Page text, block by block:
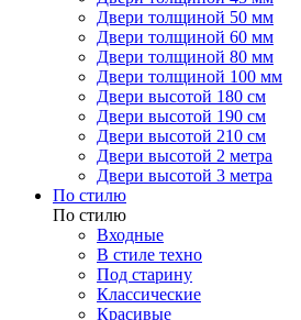
Двери толщиной 50 мм
Двери толщиной 60 мм
Двери толщиной 80 мм
Двери толщиной 100 мм
Двери высотой 180 см
Двери высотой 190 см
Двери высотой 210 см
Двери высотой 2 метра
Двери высотой 3 метра
По стилю
По стилю
Входные
В стиле техно
Под старину
Классические
Красивые